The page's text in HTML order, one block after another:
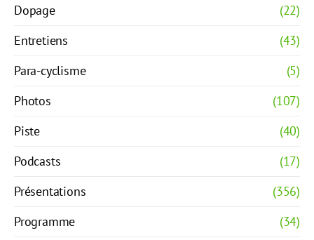
Dopage
(22)
Entretiens
(43)
Para-cyclisme
(5)
Photos
(107)
Piste
(40)
Podcasts
(17)
Présentations
(356)
Programme
(34)